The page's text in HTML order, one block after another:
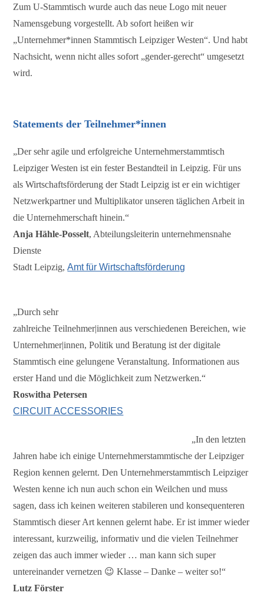
Zum U-Stammtisch wurde auch das neue Logo mit neuer
Namensgebung vorgestellt. Ab sofort heißen wir
„Unternehmer*innen Stammtisch Leipziger Westen“. Und habt
Nachsicht, wenn nicht alles sofort „gender-gerecht“ umgesetzt
wird.
Statements der Teilnehmer*innen
„Der sehr agile und erfolgreiche Unternehmerstammtisch
Leipziger Westen ist ein fester Bestandteil in Leipzig. Für uns
als Wirtschaftsförderung der Stadt Leipzig ist er ein wichtiger
Netzwerkpartner und Multiplikator unseren täglichen Arbeit in
die Unternehmerschaft hinein.“
Anja Hähle-Posselt, Abteilungsleiterin unternehmensnahe
Dienste
Stadt Leipzig,Amt für Wirtschaftsförderung
„Durch sehr
zahlreiche Teilnehmer|innen aus verschiedenen Bereichen, wie
Unternehmer|innen, Politik und Beratung ist der digitale
Stammtisch eine gelungene Veranstaltung. Informationen aus
erster Hand und die Möglichkeit zum Netzwerken.“
Roswitha Petersen
CIRCUIT ACCESSORIES
„In den letzten
Jahren habe ich einige Unternehmerstammtische der Leipziger
Region kennen gelernt. Den Unternehmerstammtisch Leipziger
Westen kenne ich nun auch schon ein Weilchen und muss
sagen, dass ich keinen weiteren stabileren und konsequenteren
Stammtisch dieser Art kennen gelernt habe. Er ist immer wieder
interessant, kurzweilig, informativ und die vielen Teilnehmer
zeigen das auch immer wieder … man kann sich super
untereinander vernetzen 😉 Klasse – Danke – weiter so!“
Lutz Förster